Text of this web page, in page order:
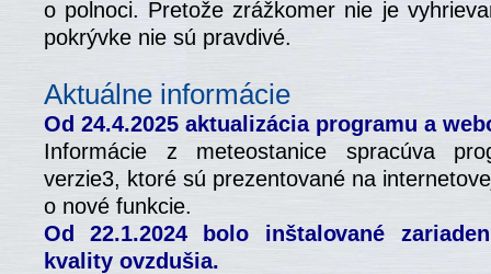
o polnoci. Pretože zrážkomer nie je
pokrývke nie sú pravdivé.
Aktuálne informácie
Od 24.4.2025 aktualizácia programu a
Informácie z meteostanice spracúva
verzie3, ktoré sú prezentované na
o nové funkcie.
Od 22.1.2024 bolo inštalované
kvality ovzdušia.